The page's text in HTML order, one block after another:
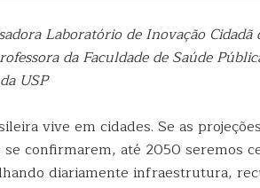
Laboratório de Inovação
da Faculdade de Saúde
USP
vive em cidades. Se as
se confirmarem, até 2050 seremos
diariamente infraestrutura,